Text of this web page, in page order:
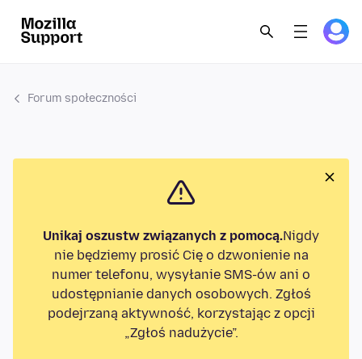
Forum społeczności
Unikaj oszustw związanych z pomocą.Nigdy
nie będziemy prosić Cię o dzwonienie na
numer telefonu, wysyłanie SMS-ów ani o
udostępnianie danych osobowych. Zgłoś
podejrzaną aktywność, korzystając z opcji
„Zgłoś nadużycie”.